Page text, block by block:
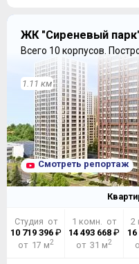
ЖК "Сиреневый
Всего 10 корпусов.
1.11 км
Смотреть репортаж
Студия от
10 719 396₽
от 17 м2
1 комн. от
14 493 668 ₽
от 31 м2
2
16